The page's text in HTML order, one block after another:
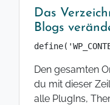
Das
Blogs
Den gesamten
du mit dieser
alle PlugIns,